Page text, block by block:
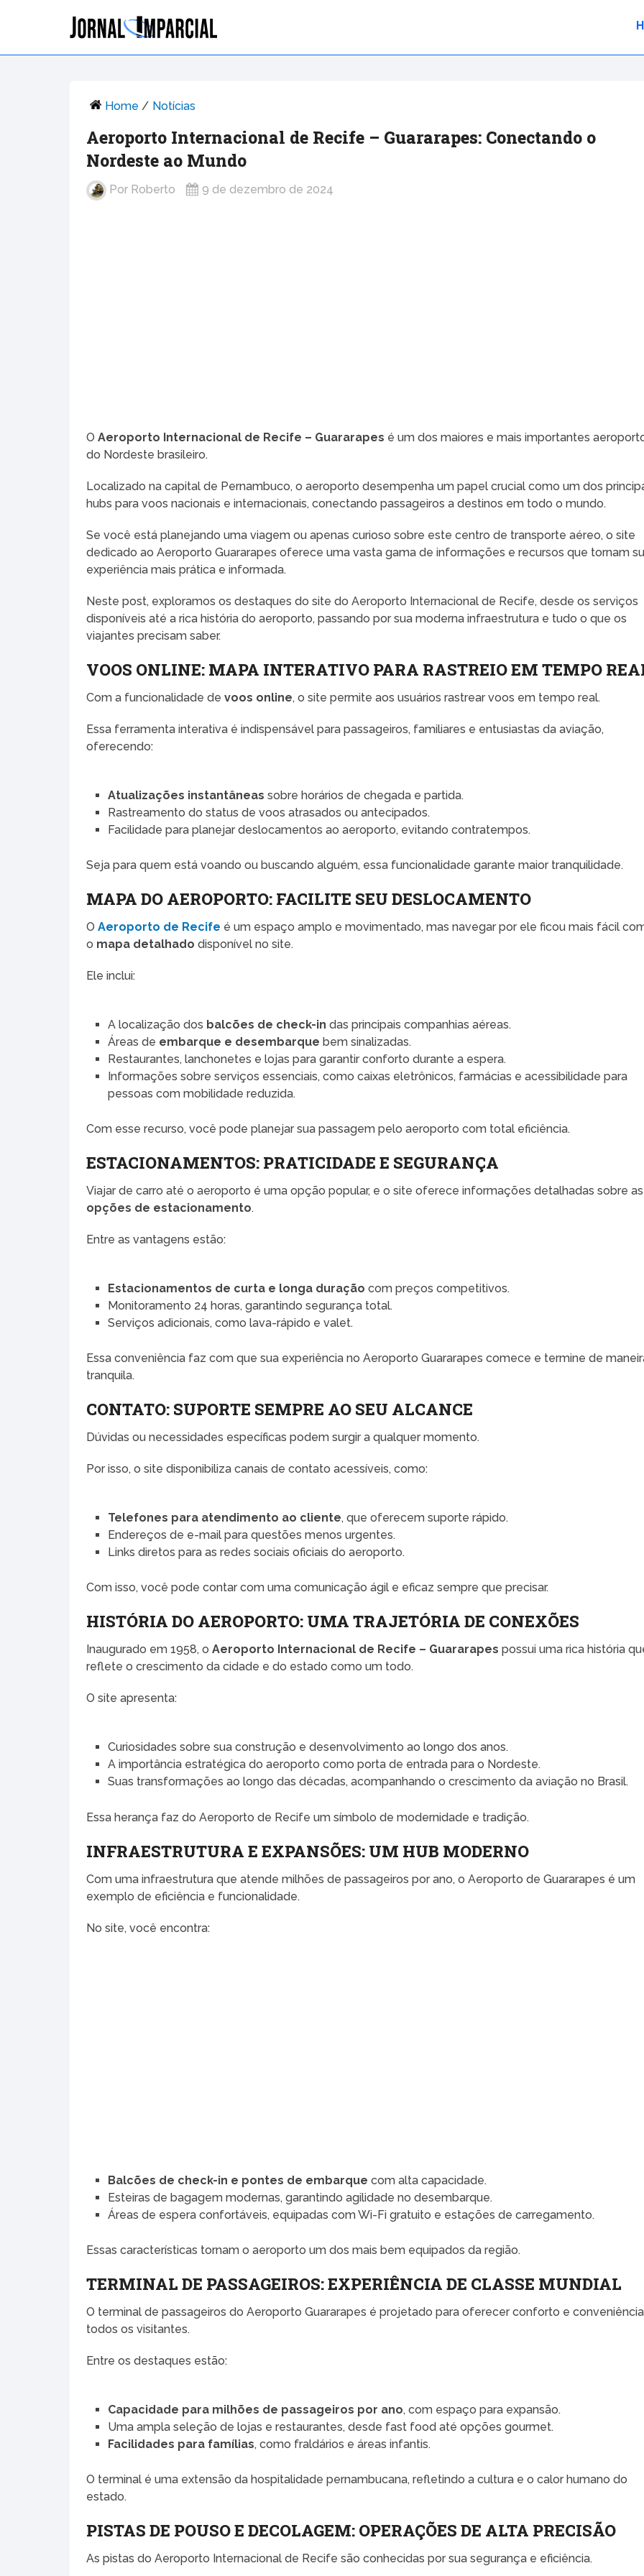
Home / Notícias
Aeroporto Internacional de Recife – Guararapes: Conectando o
Nordeste ao Mundo
Por Roberto 9 de dezembro de 2024
OAeroporto Internacional de Recife – Guararapes é um dos maiores e mais importantes
do Nordeste brasileiro.
Localizado na capital de Pernambuco, o aeroporto desempenha um papel crucial como um dos
hubs para voos nacionais e internacionais, conectando passageiros a destinos em todo o mundo.
Se você está planejando uma viagem ou apenas curioso sobre este centro de transporte aéreo, o site
dedicado ao Aeroporto Guararapes oferece uma vasta gama de informações e recursos que tornam
experiência mais prática e informada.
Neste post, exploramos os destaques do site do Aeroporto Internacional de Recife, desde os serviços
disponíveis até a rica história do aeroporto, passando por sua moderna infraestrutura e tudo o que os
viajantes precisam saber.
VOOS ONLINE: MAPA INTERATIVO PARA RASTREIO EM TEMPO
Com a funcionalidade devoos online, o site permite aos usuários rastrear voos em tempo real.
Essa ferramenta interativa é indispensável para passageiros, familiares e entusiastas da aviação,
oferecendo:
Atualizações instantâneas sobre horários de chegada e partida.
Rastreamento do status de voos atrasados ou antecipados.
Facilidade para planejar deslocamentos ao aeroporto, evitando contratempos.
Seja para quem está voando ou buscando alguém, essa funcionalidade garante maior tranquilidade.
MAPA DO AEROPORTO: FACILITE SEU DESLOCAMENTO
OAeroporto de Recife é um espaço amplo e movimentado, mas navegar por ele ficou mais fácil
o mapa detalhado disponível no site.
Ele inclui:
A localização dos balcões de check-in das principais companhias aéreas.
Áreas de embarque e desembarque bem sinalizadas.
Restaurantes, lanchonetes e lojas para garantir conforto durante a espera.
Informações sobre serviços essenciais, como caixas eletrônicos, farmácias e acessibilidade para
pessoas com mobilidade reduzida.
Com esse recurso, você pode planejar sua passagem pelo aeroporto com total eficiência.
ESTACIONAMENTOS: PRATICIDADE E SEGURANÇA
Viajar de carro até o aeroporto é uma opção popular, e o site oferece informações detalhadas sobre as
opções de estacionamento.
Entre as vantagens estão:
Estacionamentos de curta e longa duração com preços competitivos.
Monitoramento 24 horas, garantindo segurança total.
Serviços adicionais, como lava-rápido e valet.
Essa conveniência faz com que sua experiência no Aeroporto Guararapes comece e termine de
tranquila.
CONTATO: SUPORTE SEMPRE AO SEU ALCANCE
Dúvidas ou necessidades específicas podem surgir a qualquer momento.
Por isso, o site disponibiliza canais de contato acessíveis, como:
Telefones para atendimento ao cliente, que oferecem suporte rápido.
Endereços de e-mail para questões menos urgentes.
Links diretos para as redes sociais oficiais do aeroporto.
Com isso, você pode contar com uma comunicação ágil e eficaz sempre que precisar.
HISTÓRIA DO AEROPORTO: UMA TRAJETÓRIA DE CONEXÕES
Inaugurado em 1958, oAeroporto Internacional de Recife – Guararapes possui uma rica história
reflete o crescimento da cidade e do estado como um todo.
O site apresenta:
Curiosidades sobre sua construção e desenvolvimento ao longo dos anos.
A importância estratégica do aeroporto como porta de entrada para o Nordeste.
Suas transformações ao longo das décadas, acompanhando o crescimento da aviação no Brasil.
Essa herança faz do Aeroporto de Recife um símbolo de modernidade e tradição.
INFRAESTRUTURA E EXPANSÕES: UM HUB MODERNO
Com uma infraestrutura que atende milhões de passageiros por ano, o Aeroporto de Guararapes é um
exemplo de eficiência e funcionalidade.
No site, você encontra:
Balcões de check-in e pontes de embarque com alta capacidade.
Esteiras de bagagem modernas, garantindo agilidade no desembarque.
Áreas de espera confortáveis, equipadas com Wi-Fi gratuito e estações de carregamento.
Essas características tornam o aeroporto um dos mais bem equipados da região.
TERMINAL DE PASSAGEIROS: EXPERIÊNCIA DE CLASSE MUNDIAL
O terminal de passageiros do Aeroporto Guararapes é projetado para oferecer conforto e
todos os visitantes.
Entre os destaques estão:
Capacidade para milhões de passageiros por ano, com espaço para expansão.
Uma ampla seleção de lojas e restaurantes, desde fast food até opções gourmet.
Facilidades para famílias, como fraldários e áreas infantis.
O terminal é uma extensão da hospitalidade pernambucana, refletindo a cultura e o calor humano do
estado.
PISTAS DE POUSO E DECOLAGEM: OPERAÇÕES DE ALTA PRECISÃO
As pistas do Aeroporto Internacional de Recife são conhecidas por sua segurança e eficiência.